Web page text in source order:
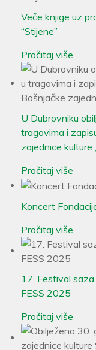
Veče knjige uz
“Stijene”
Pročitaj više
U Dubrovniku
tragovima i
zajednice kulture
Pročitaj više
Koncert
Pročitaj više
17. Festival
FESS 2025
Pročitaj više